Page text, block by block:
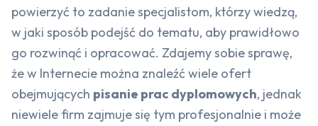
powierzyć to zadanie specjalistom, którzy wiedzą,
w jaki sposób podejść do tematu, aby prawidłowo
go rozwinąć i opracować. Zdajemy sobie sprawę,
że w Internecie można znaleźć wiele ofert
obejmujących pisanie prac dyplomowych, jednak
niewiele firm zajmuje się tym profesjonalnie i może